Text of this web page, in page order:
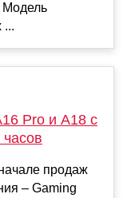
Модель
...
Pro и A18 с
продаж
– Gaming